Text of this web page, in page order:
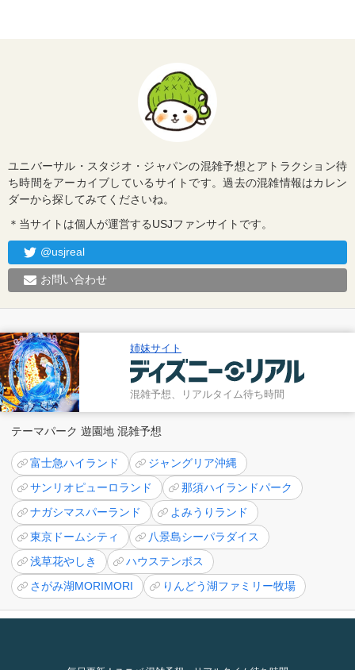
ユニバーサル・スタジオ・ジャパンの混雑予想とアトラクション待
ち時間をアーカイブしているサイトです。過去の混雑情報はカレン
ダーから探してみてくださいね。
＊当サイトは個人が運営するUSJファンサイトです。
@usjreal
お問い合わせ
姉妹サイト
混雑予想、リアルタイム待ち時間
テーマパーク 遊園地 混雑予想
富士急ハイランド
ジャングリア沖縄
サンリオピューロランド
那須ハイランドパーク
ナガシマスパーランド
よみうりランド
東京ドームシティ
八景島シーパラダイス
浅草花やしき
ハウステンボス
さがみ湖MORIMORI
りんどう湖ファミリー牧場